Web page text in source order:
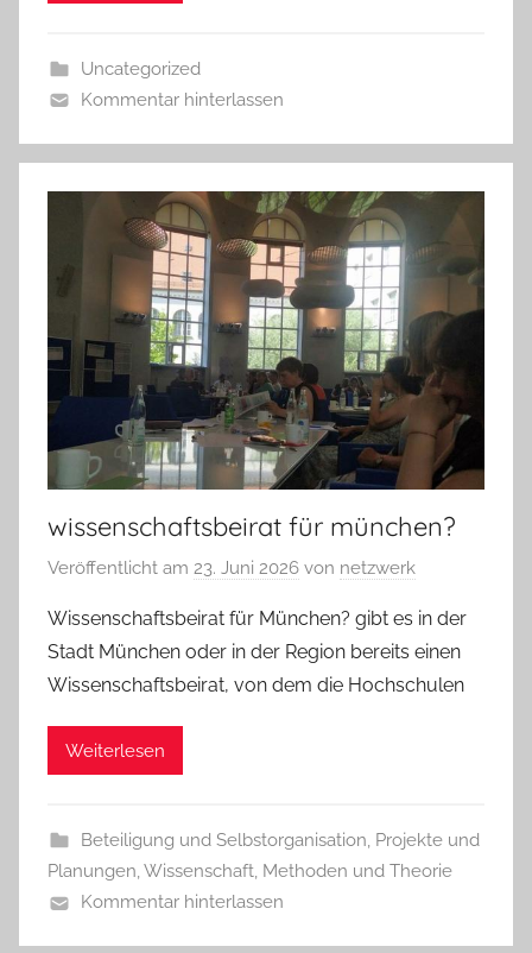
Uncategorized
Kommentar hinterlassen
wissenschaftsbeirat für münchen?
Veröffentlicht am 23. Juni 2026 von netzwerk
Wissenschaftsbeirat für München? gibt es in der
Stadt München oder in der Region bereits einen
Wissenschaftsbeirat, von dem die Hochschulen
Weiterlesen
Beteiligung und Selbstorganisation, Projekte und
Planungen,Wissenschaft, Methoden und Theorie
Kommentar hinterlassen